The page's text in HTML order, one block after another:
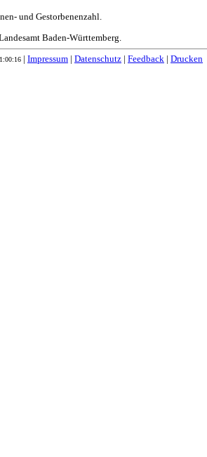
und Gestorbenenzahl.
Baden-Württemberg.
Impressum Datenschutz Feedback Drucken